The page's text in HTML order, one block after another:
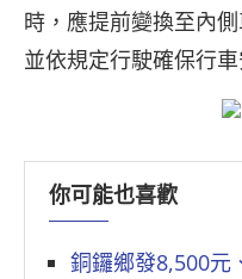
時，應提前變換至內
並依規定行駛確保行
你可能也喜歡
銅鑼鄉發8,500